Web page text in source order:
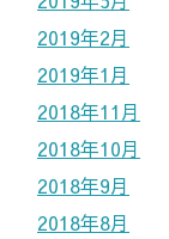
2019年2月
2019年1月
2018年11月
2018年10月
2018年9月
2018年8月